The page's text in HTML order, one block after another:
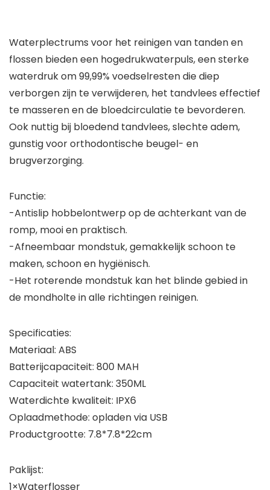
Waterplectrums voor het reinigen van tanden en
flossen bieden een hogedrukwaterpuls, een sterke
waterdruk om 99,99% voedselresten die diep
verborgen zijn te verwijderen, het tandvlees effectief
te masseren en de bloedcirculatie te bevorderen.
Ook nuttig bij bloedend tandvlees, slechte adem,
gunstig voor orthodontische beugel- en
brugverzorging.
Functie:
-Antislip hobbelontwerp op de achterkant van de
romp, mooi en praktisch.
-Afneembaar mondstuk, gemakkelijk schoon te
maken, schoon en hygiënisch.
-Het roterende mondstuk kan het blinde gebied in
de mondholte in alle richtingen reinigen.
Specificaties:
Materiaal: ABS
Batterijcapaciteit: 800 MAH
Capaciteit watertank: 350ML
Waterdichte kwaliteit: IPX6
Oplaadmethode: opladen via USB
Productgrootte: 7.8*7.8*22cm
Paklijst:
1×Waterflosser